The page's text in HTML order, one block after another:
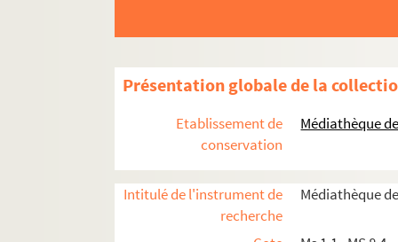
Présentation globale de la
Etablissement de
conservation
Médiathèque
Intitulé de l'instrument de
recherche
Médiathèque
Ms 3.6. Papiers de la famille Corréard,
Ms 3.8. Histoire de Haguenau
Ms 3.9. Histoire de Haguenau
Ms 3.10. Concordantia de passione domini
Ms 3.11. Tractatus de fide catholica